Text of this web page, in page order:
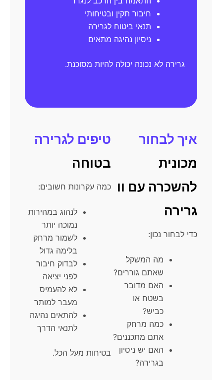
חיבור תקין ובטיחותי
תנאי ביטוח לגרירה
ניסיון נהיגה מתאים
גרירה לא נכונה יכולה להיות מסוכנת.
איך לבחור
מכונית
להשכרה עם וו
גרירה
כדי לבחור נכון:
מה המשקל
שאתם גוררים?
האם מדובר
בשטח או
כביש?
כמה מרחק
אתם מתכננים?
האם יש ניסיון
בגרירה?
טיפים לגרירה
בטוחה
כמה עקרונות חשובים:
לנהוג במהירות
נמוכה יותר
לשמור מרחק
בלימה גדול
לבדוק חיבור
לפני יציאה
לא להעמיס
מעבר למותר
להתאים נהיגה
לתנאי הדרך
בטיחות מעל הכל.